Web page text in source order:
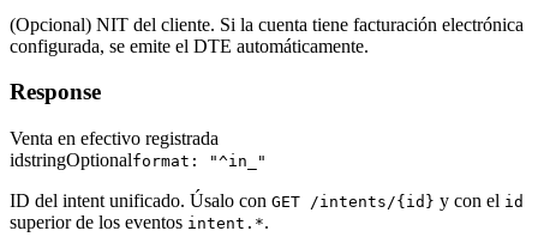
(Opcional) NIT del cliente. Si la cuenta tiene facturación electrónica
configurada, se emite el DTE automáticamente.
Response
Venta en efectivo registrada
idstringOptionalformat: "^in_"
ID del intent unificado. Úsalo con GET /intents/{id} y con el id
superior de los eventos intent.*.